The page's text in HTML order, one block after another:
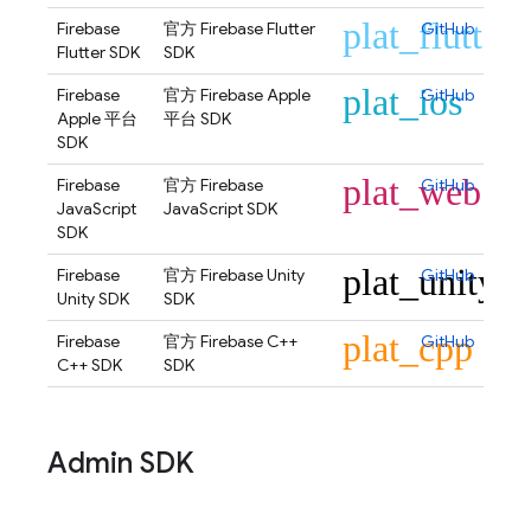
Firebase
Flutter SDK
官方 Firebase Flutter
SDK
plat_flutter
GitHub
Firebase
Apple 平台
SDK
官方 Firebase Apple
平台 SDK
plat_ios
GitHub
Firebase
JavaScript
SDK
官方 Firebase
JavaScript SDK
plat_web
GitHub
Firebase
Unity SDK
官方 Firebase Unity
SDK
plat_unity
GitHub
Firebase
C++ SDK
官方 Firebase C++
SDK
plat_cpp
GitHub
Admin SDK